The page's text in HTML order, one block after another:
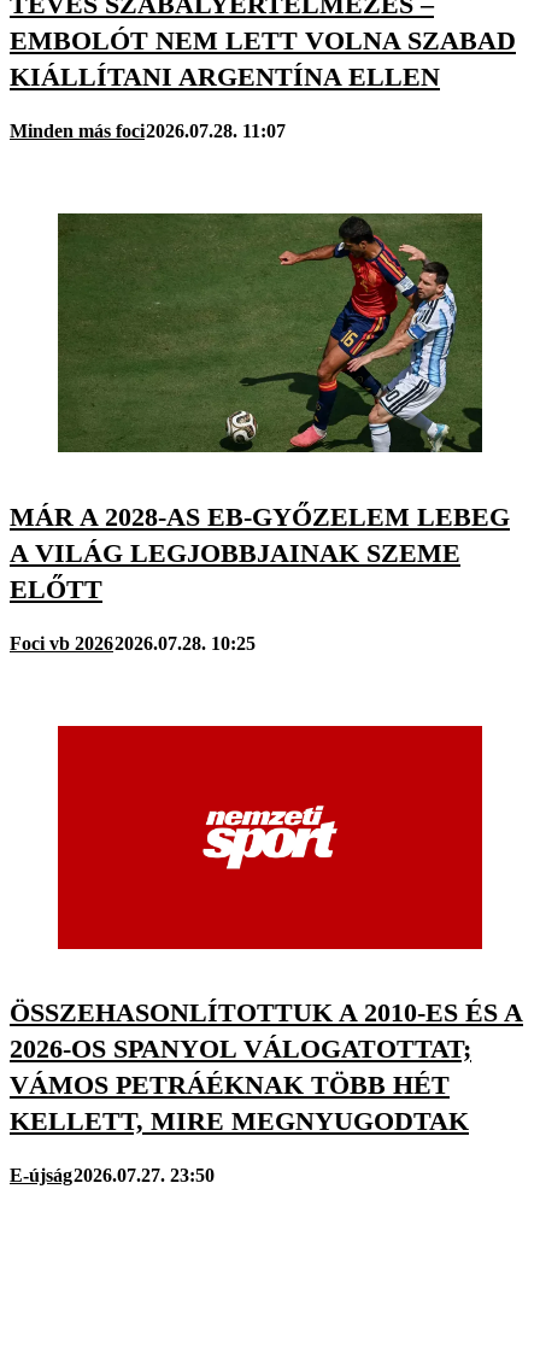
EMBOLÓT NEM LETT VOLNA SZABAD
KIÁLLÍTANI ARGENTÍNA ELLEN
Minden más foci2026.07.28. 11:07
MÁR A 2028-AS EB-GYŐZELEM LEBEG
A VILÁG LEGJOBBJAINAK SZEME
ELŐTT
Foci vb 20262026.07.28. 10:25
ÖSSZEHASONLÍTOTTUK A 2010-ES ÉS A
2026-OS SPANYOL VÁLOGATOTTAT;
VÁMOS PETRÁÉKNAK TÖBB HÉT
KELLETT, MIRE MEGNYUGODTAK
E-újság2026.07.27. 23:50